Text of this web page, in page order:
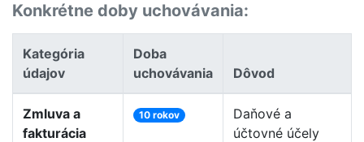
Konkrétne doby uchovávania:
Kategória
údajov
Doba
uchovávania
Dôvod
Zmluva a
fakturácia
10 rokov
Daňové a
účtovné účely